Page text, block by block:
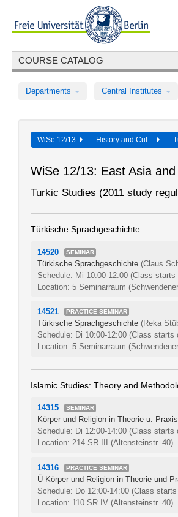
COURSE CATALOG
Departments Central Institutes
WiSe 12/13 History and Cul...
WiSe 12/13: East Asia
Turkic Studies (2011 study
Türkische Sprachgeschichte
14520 SEMINAR
Türkische Sprachgeschichte (Claus
Schedule: Mi 10:00-12:00 (Class starts
Location: 5 Seminarraum
14521 PRACTICE SEMINAR
Türkische Sprachgeschichte (Reka
Schedule: Di 10:00-12:00 (Class starts
Location: 5 Seminarraum
Islamic Studies: Theory and
14315 SEMINAR
Körper und Religion in Theorie u. Praxis
Schedule: Di 12:00-14:00 (Class starts
Location: 214 SR III (Altensteinstr. 40)
14316 PRACTICE SEMINAR
Ü Körper und Religion in Theorie und
Schedule: Do 12:00-14:00 (Class
Location: 110 SR IV (Altensteinstr. 40)